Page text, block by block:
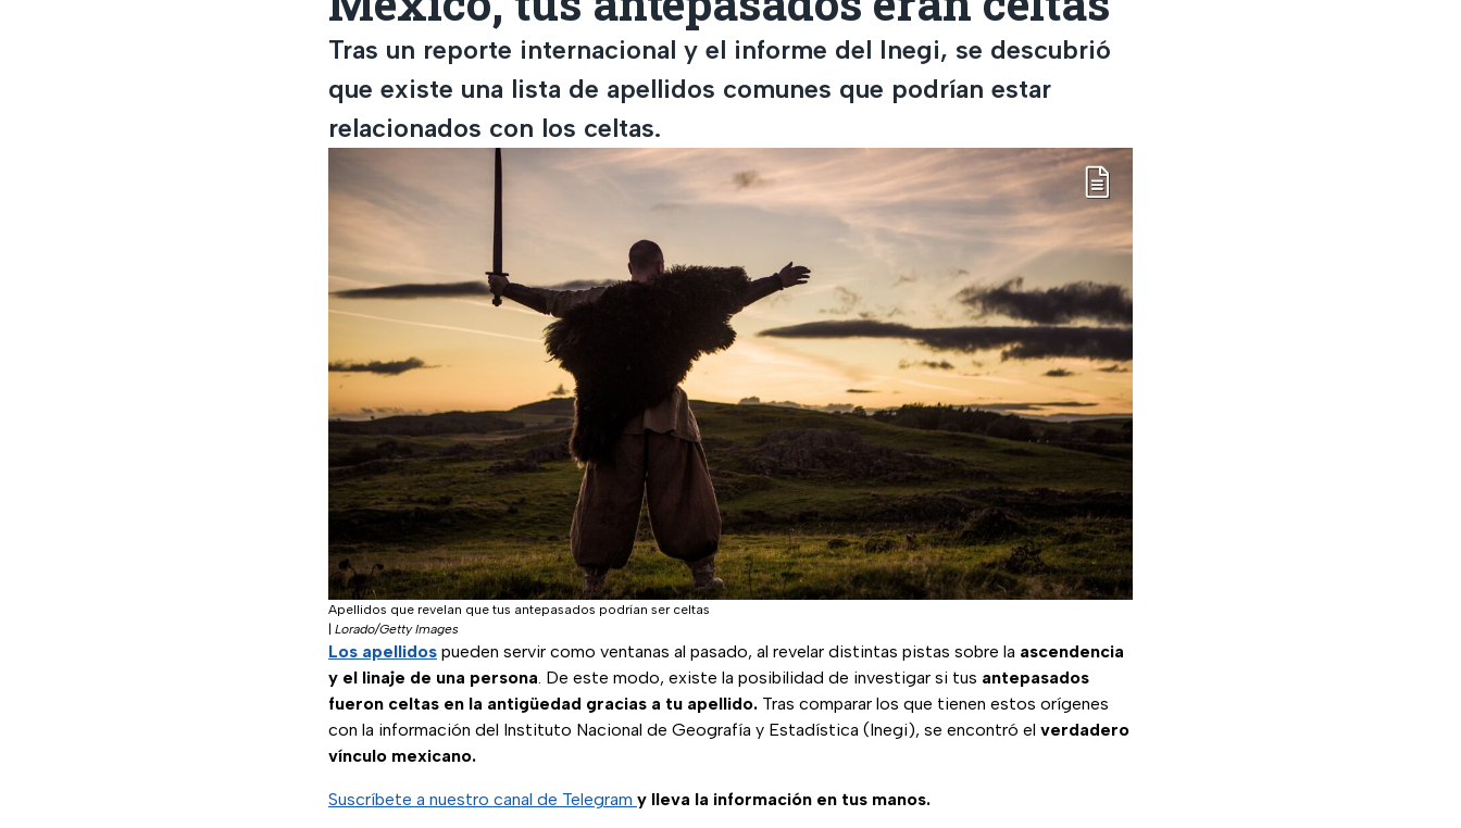
Tras un reporte internacional y el informe del Inegi, se descubrió
que existe una lista de apellidos comunes que podrían estar
relacionados con los celtas.
Apellidos que revelan que tus antepasados podrían ser celtas
Lorado/Getty Images
Los apellidos pueden servir como ventanas al pasado, al revelar distintas pistas sobre la ascendencia
y el linaje de una persona. De este modo, existe la posibilidad de investigar si tus antepasados
fueron celtas en la antigüedad gracias a tu apellido. Tras comparar los que tienen estos orígenes
con la información del Instituto Nacional de Geografía y Estadística (Inegi), se encontró el verdadero
vínculo mexicano.
Suscríbete a nuestro canal de Telegram y lleva la información en tus manos.